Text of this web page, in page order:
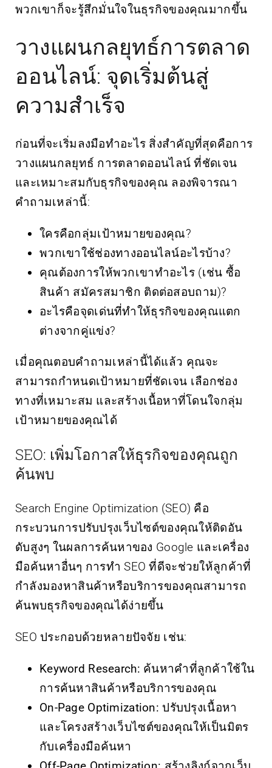
พวกเขาก็จะรู้สึกมั่นใจในธุรกิจของคุณมากขึ้น
วางแผนกลยุทธ์การตลาด
ออนไลน์: จุดเริ่มต้นสู่
ความสำเร็จ
ก่อนที่จะเริ่มลงมือทำอะไร สิ่งสำคัญที่สุดคือการ
วางแผนกลยุทธ์ การตลาดออนไลน์ ที่ชัดเจน
และเหมาะสมกับธุรกิจของคุณ ลองพิจารณา
คำถามเหล่านี้:
ใครคือกลุ่มเป้าหมายของคุณ?
พวกเขาใช้ช่องทางออนไลน์อะไรบ้าง?
คุณต้องการให้พวกเขาทำอะไร (เช่น ซื้อ
สินค้า สมัครสมาชิก ติดต่อสอบถาม)?
อะไรคือจุดเด่นที่ทำให้ธุรกิจของคุณแตก
ต่างจากคู่แข่ง?
เมื่อคุณตอบคำถามเหล่านี้ได้แล้ว คุณจะ
สามารถกำหนดเป้าหมายที่ชัดเจน เลือกช่อง
ทางที่เหมาะสม และสร้างเนื้อหาที่โดนใจกลุ่ม
เป้าหมายของคุณได้
SEO: เพิ่มโอกาสให้ธุรกิจของคุณถูก
ค้นพบ
Search Engine Optimization (SEO) คือ
กระบวนการปรับปรุงเว็บไซต์ของคุณให้ติดอัน
ดับสูงๆ ในผลการค้นหาของ Google และเครื่อง
มือค้นหาอื่นๆ การทำ SEO ที่ดีจะช่วยให้ลูกค้าที่
กำลังมองหาสินค้าหรือบริการของคุณสามารถ
ค้นพบธุรกิจของคุณได้ง่ายขึ้น
SEO ประกอบด้วยหลายปัจจัย เช่น:
Keyword Research: ค้นหาคำที่ลูกค้าใช้ใน
การค้นหาสินค้าหรือบริการของคุณ
On-Page Optimization: ปรับปรุงเนื้อหา
และโครงสร้างเว็บไซต์ของคุณให้เป็นมิตร
กับเครื่องมือค้นหา